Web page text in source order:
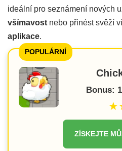
ideální pro seznámení nových
všímavost nebo přinést svěží
aplikace.
POPULÁRNÍ
Bonus:
ZÍSKEJTE